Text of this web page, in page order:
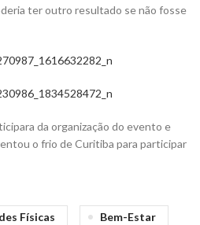
ter outro resultado se não fosse
da organização do evento e
o frio de Curitiba para participar
Físicas Bem-Estar